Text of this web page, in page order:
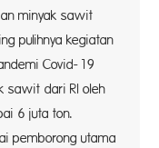
minyak sawit
pulihnya kegiatan
Covid-19
sawit dari RI oleh
6 juta ton.
pemborong utama